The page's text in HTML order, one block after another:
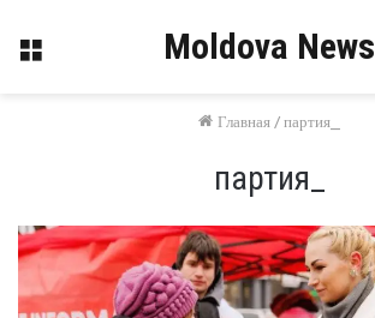
Меню Moldova News
Главная /партия_
партия_